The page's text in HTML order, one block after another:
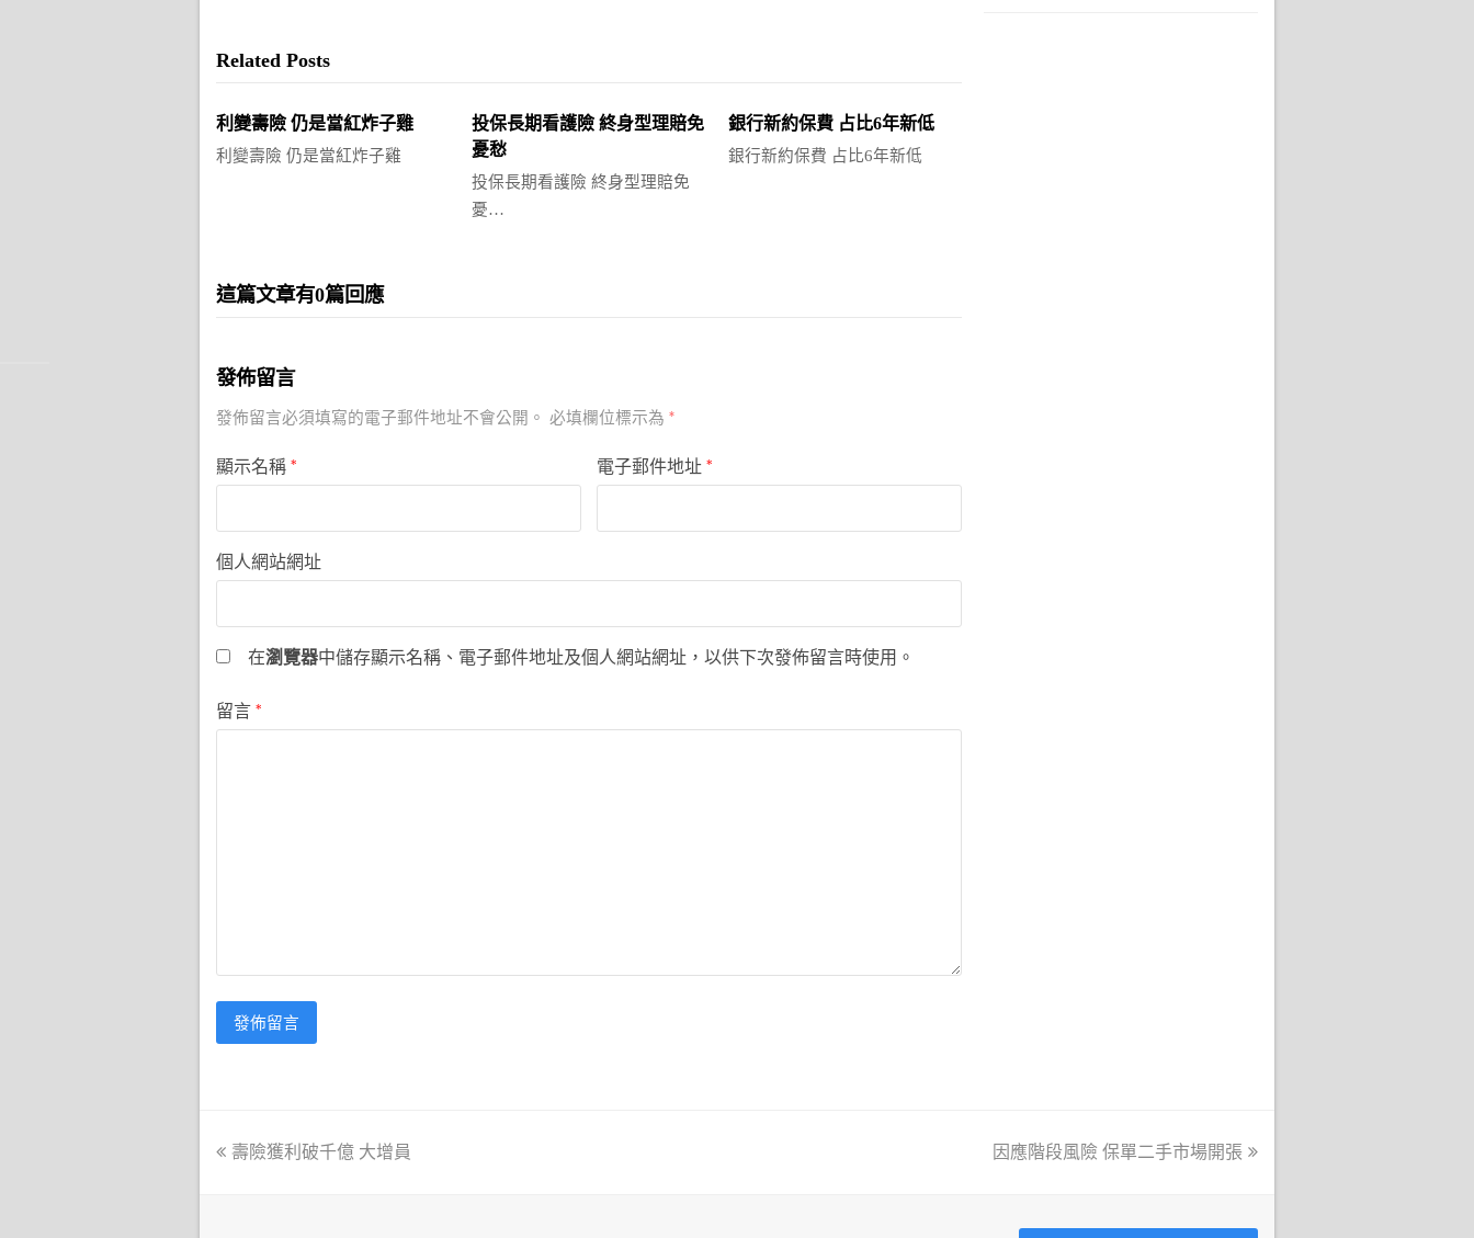
Related Posts
利變壽險 仍是當紅炸子雞
利變壽險 仍是當紅炸子雞
投保長期看護險 終身型理賠免
憂愁
投保長期看護險 終身型理賠免
憂…
銀行新約保費 占比6年新低
銀行新約保費 占比6年新低
這篇文章有0篇回應
發佈留言
發佈留言必須填寫的電子郵件地址不會公開。 必填欄位標示為 *
顯示名稱 * 電子郵件地址 *
個人網站網址
在瀏覽器中儲存顯示名稱、電子郵件地址及個人網站網址，以供下次發佈留言時使用。
留言 *
previous
壽險獲利破千億 大增員
next
因應階段風險 保單二手市場開張